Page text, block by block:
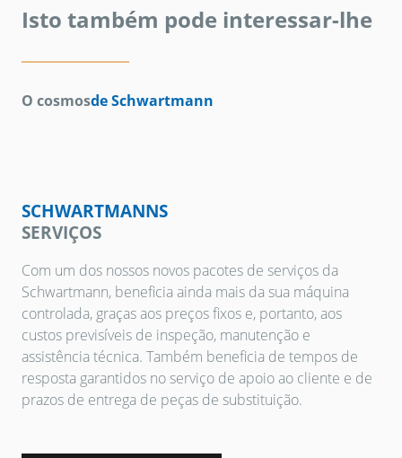
Isto também pode interessar-lhe
O cosmosde Schwartmann
SCHWARTMANNS
SERVIÇOS
Com um dos nossos novos pacotes de serviços da
Schwartmann, beneficia ainda mais da sua máquina
controlada, graças aos preços fixos e, portanto, aos
custos previsíveis de inspeção, manutenção e
assistência técnica. Também beneficia de tempos de
resposta garantidos no serviço de apoio ao cliente e de
prazos de entrega de peças de substituição.